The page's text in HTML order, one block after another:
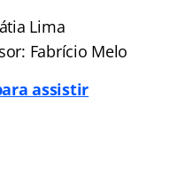
Lima
Fabrício Melo
assistir